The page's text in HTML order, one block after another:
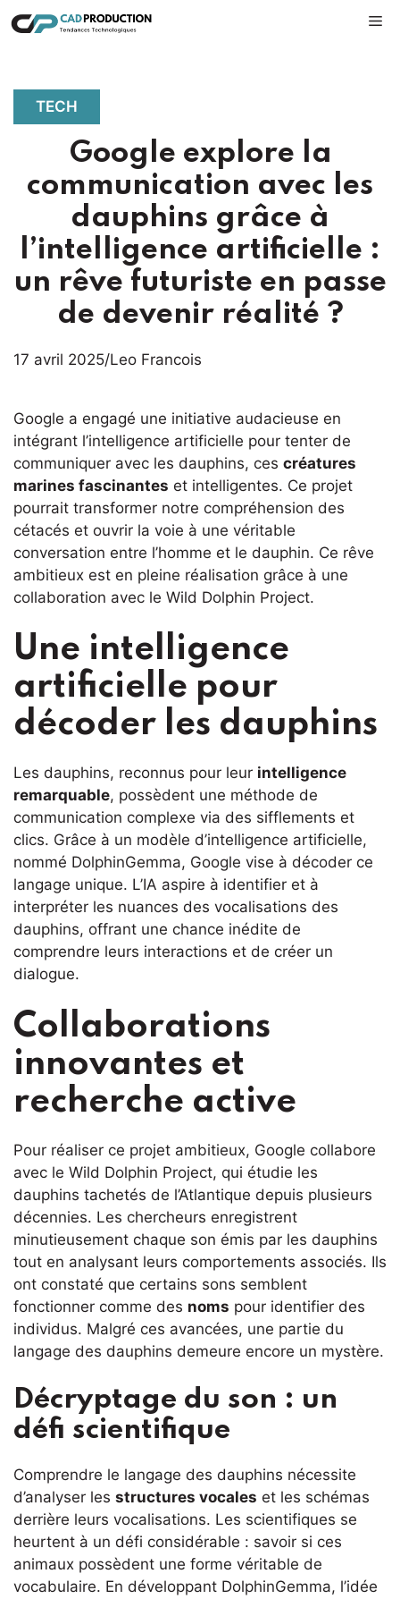
Aller
au
TECH
Google explore la
communication avec les
dauphins grâce à
l’intelligence artificielle :
un rêve futuriste en passe
de devenir réalité ?
17 avril 2025/Leo Francois
Google a engagé une initiative audacieuse en
intégrant l’intelligence artificielle pour tenter de
communiquer avec les dauphins, ces créatures
marines fascinantes et intelligentes. Ce projet
pourrait transformer notre compréhension des
cétacés et ouvrir la voie à une véritable
conversation entre l’homme et le dauphin. Ce rêve
ambitieux est en pleine réalisation grâce à une
collaboration avec le Wild Dolphin Project.
Une intelligence
artificielle pour
décoder les dauphins
Les dauphins, reconnus pour leur intelligence
remarquable, possèdent une méthode de
communication complexe via des sifflements et
clics. Grâce à un modèle d’intelligence artificielle,
nommé DolphinGemma, Google vise à décoder ce
langage unique. L’IA aspire à identifier et à
interpréter les nuances des vocalisations des
dauphins, offrant une chance inédite de
comprendre leurs interactions et de créer un
dialogue.
Collaborations
innovantes et
recherche active
Pour réaliser ce projet ambitieux, Google collabore
avec le Wild Dolphin Project, qui étudie les
dauphins tachetés de l’Atlantique depuis plusieurs
décennies. Les chercheurs enregistrent
minutieusement chaque son émis par les dauphins
tout en analysant leurs comportements associés. Ils
ont constaté que certains sons semblent
fonctionner comme des noms pour identifier des
individus. Malgré ces avancées, une partie du
langage des dauphins demeure encore un mystère.
Décryptage du son : un
défi scientifique
Comprendre le langage des dauphins nécessite
d’analyser les structures vocales et les schémas
derrière leurs vocalisations. Les scientifiques se
heurtent à un défi considérable : savoir si ces
animaux possèdent une forme véritable de
vocabulaire. En développant DolphinGemma, l’idée